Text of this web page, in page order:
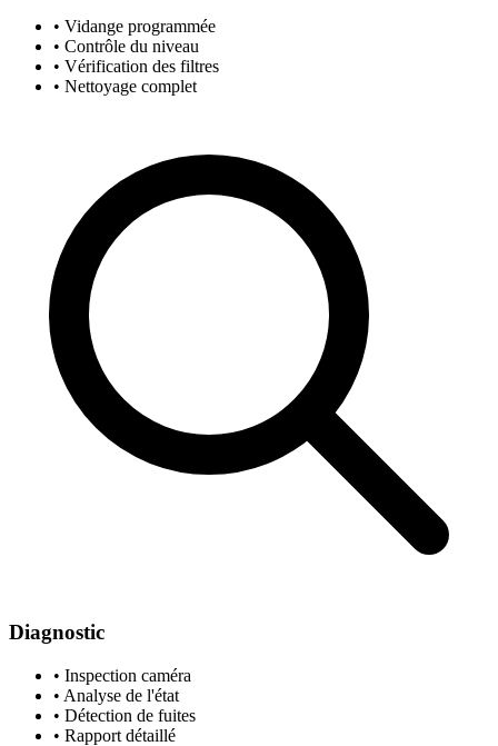
• Vidange programmée
• Contrôle du niveau
• Vérification des filtres
• Nettoyage complet
Diagnostic
• Inspection caméra
• Analyse de l'état
• Détection de fuites
• Rapport détaillé